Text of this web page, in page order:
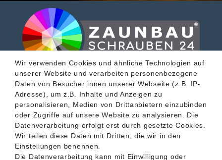
SERVICE
INFORMATIONEN
KONTAKT
Wir verwenden Cookies und ähnliche Technologien auf
unserer Website und verarbeiten personenbezogene
Daten von Besucher:innen unserer Webseite (z.B. IP-
Adresse), um z.B. Inhalte und Anzeigen zu
personalisieren, Medien von Drittanbietern einzubinden
oder Zugriffe auf unsere Website zu analysieren. Die
Datenverarbeitung erfolgt erst durch gesetzte Cookies.
Wir teilen diese Daten mit Dritten, die wir in den
Einstellungen benennen.
Die Datenverarbeitung kann mit Einwilligung oder